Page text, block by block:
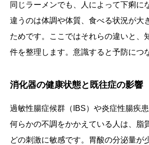
同じラーメンでも、人によって下痢に
違うのは体調や体質、食べる状況が大
ためです。ここではそれらの違いと、
件を整理します。意識すると予防につ
消化器の健康状態と既往症の影響
過敏性腸症候群（IBS）や炎症性腸疾
何らかの不調をかかえている人は、脂
どの刺激に敏感です。胃酸の分泌量が